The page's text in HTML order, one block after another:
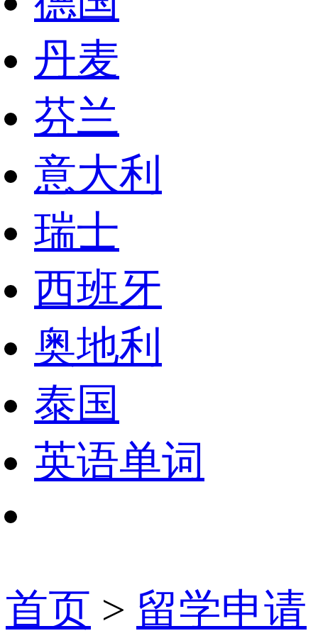
丹麦
芬兰
意大利
瑞士
西班牙
奥地利
泰国
英语单词
首页 > 留学申请